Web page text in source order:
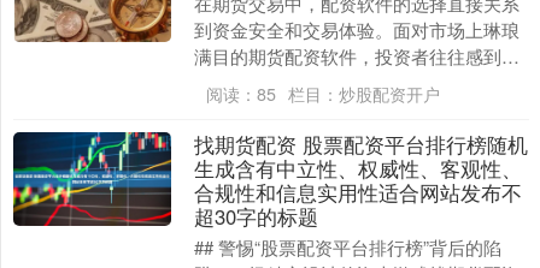
到资金安全和交易体验。面对市场上琳琅
满目的期货配资软件，投资者往往感到困
惑：究竟哪个软件更好？如何辨别正规平
台？本文将为您提....
阅读： 85 栏目： 炒股配资开户
找期货配资 股票配资平台排行榜随机
生成含有中立性、权威性、客观性、
合规性和信息实用性适合网站发布不
超30字的标题
## 警惕“股票配资平台排行榜”背后的陷